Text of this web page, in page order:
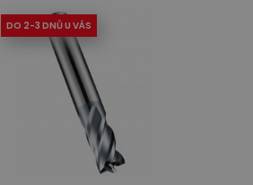
DO 2-3 DNŮ U VÁS